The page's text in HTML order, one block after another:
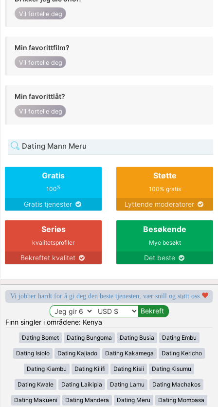
Vil fortelle deg
Min favorittfilm?
Vil fortelle deg
Min favorittlåt?
Vil fortelle deg
Dating Mann Meru
Gratis
100%
Gratis tjenester
Støtte
100% gratis
Lyttende moderatorer
Seriøs
kvalitetsprofiler
Bekreftet kvalitet
Besøkende
Mye besøkt
Det beste
Vi jobber hardt for å gi deg den beste tjenesten, vær snill og støtt oss
Finn singler i områdene: Kenya
Dating Bomet Dating Bungoma Dating Busia Dating Embu
Dating Isiolo Dating Kajiado Dating Kakamega Dating Kericho
Dating Kiambu Dating Kilifi Dating Kisii Dating Kisumu
Dating Kwale Dating Laikipia Dating Lamu Dating Machakos
Dating Makueni Dating Mandera Dating Meru Dating Mombasa